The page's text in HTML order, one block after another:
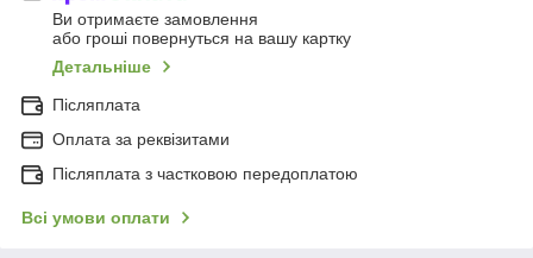
Ви отримаєте замовлення
або гроші повернуться на вашу картку
Детальніше
Післяплата
Оплата за реквізитами
Післяплата з частковою передоплатою
Всі умови оплати